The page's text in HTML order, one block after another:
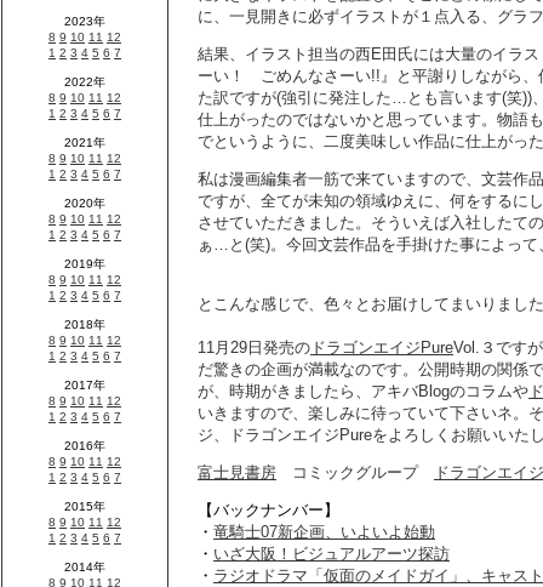
に、一見開きに必ずイラストが１点入る、グラ
結果、イラスト担当の西E田氏には大量のイラ
ーい！ ごめんなさーい!!』と平謝りしながら、
た訳ですが(強引に発注した…とも言います(笑))
仕上がったのではないかと思っています。物語
でというように、二度美味しい作品に仕上がっ
私は漫画編集者一筋で来ていますので、文芸作
ですが、全てが未知の領域ゆえに、何をするに
させていただきました。そういえば入社したて
ぁ…と(笑)。今回文芸作品を手掛けた事によっ
とこんな感じで、色々とお届けしてまいりまし
11月29日発売の ドラゴンエイジPureVol.３です
だ驚きの企画が満載なのです。公開時期の関係
が、時期がきましたら、アキバBlogのコラムや
いきますので、楽しみに待っていて下さいネ。
ジ、ドラゴンエイジPureをよろしくお願いいた
富士見書房 コミックグループ ドラゴンエイ
【バックナンバー】
・ 竜騎士07新企画、いよいよ始動
・ いざ大阪！ビジュアルアーツ探訪
・ ラジオドラマ「仮面のメイドガイ」、キャス